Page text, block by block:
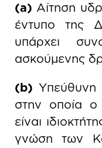
(a) Αίτηση
έντυπο της
υπάρχει
ασκούμενης
(b)
στην οποία ο
είναι
γνώση των